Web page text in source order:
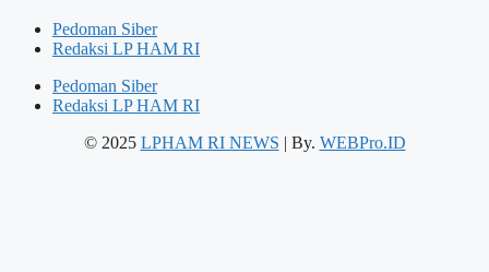
Pedoman Siber
Redaksi LP HAM RI
Pedoman Siber
Redaksi LP HAM RI
© 2025 LPHAM RI NEWS | By. WEBPro.ID